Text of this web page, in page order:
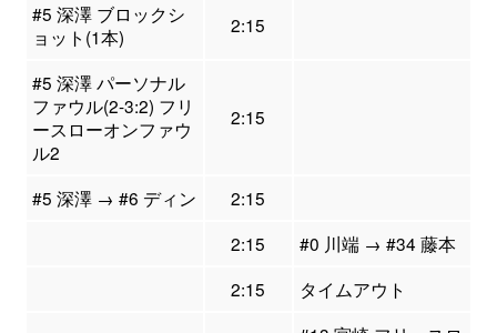
#5 深澤 ブロックシ
ョット(1本)
2:15
#5 深澤 パーソナル
ファウル(2-3:2) フリ
ースローオンファウ
ル2
2:15
#5 深澤 → #6 ディン
2:15
2:15
#0 川端 → #34 藤本
2:15
タイムアウト